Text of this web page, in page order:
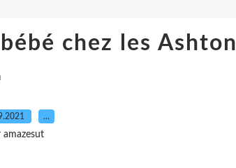
chez les Ashton
…
amazesut